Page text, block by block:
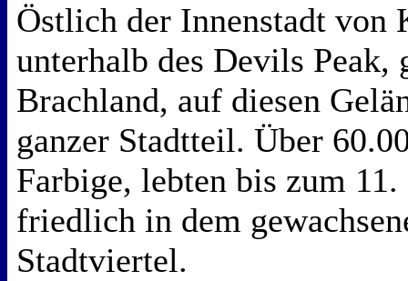
Östlich der Innenstadt von
unterhalb des Devils Peak,
Brachland, auf diesen
ganzer Stadtteil. Über
Farbige, lebten bis zum
friedlich in dem
Stadtviertel.